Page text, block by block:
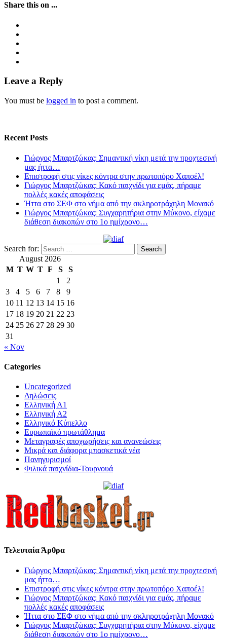
Share this on ...
Leave a Reply
You must be logged in to post a comment.
Recent Posts
Γιώργος Μπαρτζώκας: Σημαντική νίκη μετά την προχτεσινή
μας ήττα…
Επιστροφή στις νίκες κόντρα στην πρωτοπόρο Χαποέλ!
Γιώργος Μπαρτζώκας: Κακό παιχνίδι για εμάς, πήραμε
πολλές κακές αποφάσεις
Ήττα στο ΣΕΦ στο νήμα από την σκληροτράχηλη Μονακό
Γιώργος Μπαρτζώκας: Συγχαρητήρια στην Μύκονο, είχαμε
διάθεση διακοπών στο 1ο ημίχρονο…
Search for:
August 2026
M T W T F S
S
1
2
3
4 5 6 7 8
9
10 11 12 13 14 15 16
17 18 19 20 21 22 23
24 25 26 27 28 29 30
31
« Nov
Categories
Uncategorized
Δηλώσεις
Ελληνική Α1
Ελληνική Α2
Ελληνικό Κύπελλο
Ευρωπαϊκό πρωτάθλημα
Μεταγραφές αποχωρήσεις και ανανεώσεις
Μικρά και διάφορα μπασκετικά νέα
Πανηγυρισμοί
Φιλικά παιχνίδια-Τουρνουά
Τελευταία Άρθρα
Γιώργος Μπαρτζώκας: Σημαντική νίκη μετά την προχτεσινή
μας ήττα…
Επιστροφή στις νίκες κόντρα στην πρωτοπόρο Χαποέλ!
Γιώργος Μπαρτζώκας: Κακό παιχνίδι για εμάς, πήραμε
πολλές κακές αποφάσεις
Ήττα στο ΣΕΦ στο νήμα από την σκληροτράχηλη Μονακό
Γιώργος Μπαρτζώκας: Συγχαρητήρια στην Μύκονο, είχαμε
διάθεση διακοπών στο 1ο ημίχρονο…